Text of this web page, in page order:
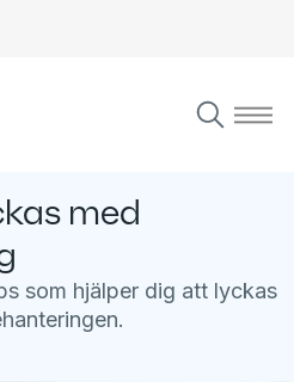
med
som hjälper dig att lyckas